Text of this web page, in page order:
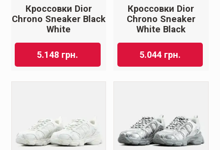
Кроссовки Dior
Chrono Sneaker Black
White
5.148 грн.
Кроссовки Dior
Chrono Sneaker
White Black
5.044 грн.